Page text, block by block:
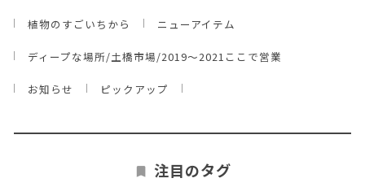
植物のすごいちから ニューアイテム
ディープな場所/土橋市場/2019～2021ここで営業
お知らせ ピックアップ
注目のタグ